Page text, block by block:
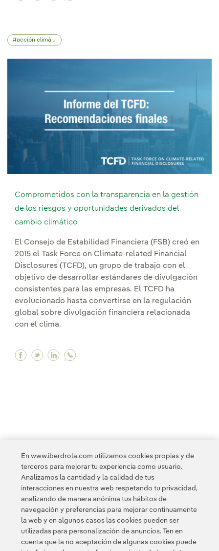
acción climática
Comprometidos con la transparencia en la gestión
de los riesgos y oportunidades derivados del
cambio climático
El Consejo de Estabilidad Financiera (FSB) creó en
2015 el Task Force on Climate-related Financial
Disclosures (TCFD), un grupo de trabajo con el
objetivo de desarrollar estándares de divulgación
consistentes para las empresas. El TCFD ha
evolucionado hasta convertirse en la regulación
global sobre divulgación financiera relacionada
con el clima.
Facebook Comprometidos con la
Twitter Comprometidos con la
Linkedin Comprometidos con la
30 34
Contacta Clientes Política de Privacidad Información legal
En www.iberdrola.com utilizamos cookies propias y de
terceros para mejorar tu experiencia como usuario.
Analizamos la cantidad y la calidad de tus
interacciones en nuestra web respetando tu privacidad,
analizando de manera anónima tus hábitos de
navegación y preferencias para mejorar continuamente
la web y en algunos casos las cookies pueden ser
utilizadas para personalización de anuncios. Ten en
cuenta que la no aceptación de algunas cookies puede